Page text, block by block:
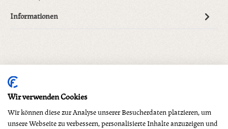
Wir verwenden Cookies
Wir können diese zur Analyse unserer Besucherdaten platzieren, um
unsere Webseite zu verbessern, personalisierte Inhalte anzuzeigen und
Informationen
Produktgalerie überspringen
Dazu empfehlen wir